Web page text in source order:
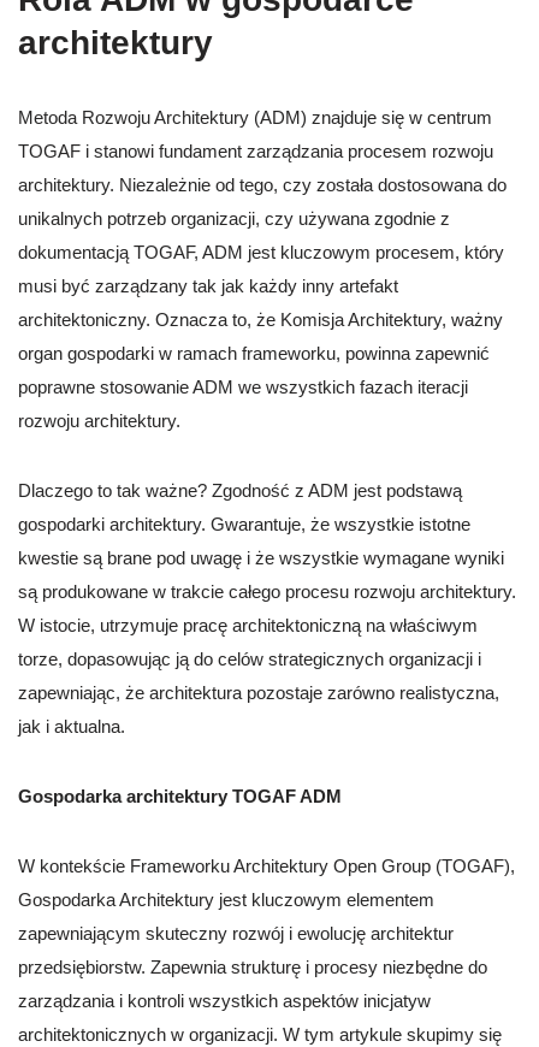
architektury
Metoda Rozwoju Architektury (ADM) znajduje się w centrum
TOGAF i stanowi fundament zarządzania procesem rozwoju
architektury. Niezależnie od tego, czy została dostosowana do
unikalnych potrzeb organizacji, czy używana zgodnie z
dokumentacją TOGAF, ADM jest kluczowym procesem, który
musi być zarządzany tak jak każdy inny artefakt
architektoniczny. Oznacza to, że Komisja Architektury, ważny
organ gospodarki w ramach frameworku, powinna zapewnić
poprawne stosowanie ADM we wszystkich fazach iteracji
rozwoju architektury.
Dlaczego to tak ważne? Zgodność z ADM jest podstawą
gospodarki architektury. Gwarantuje, że wszystkie istotne
kwestie są brane pod uwagę i że wszystkie wymagane wyniki
są produkowane w trakcie całego procesu rozwoju architektury.
W istocie, utrzymuje pracę architektoniczną na właściwym
torze, dopasowując ją do celów strategicznych organizacji i
zapewniając, że architektura pozostaje zarówno realistyczna,
jak i aktualna.
Gospodarka architektury TOGAF ADM
W kontekście Frameworku Architektury Open Group (TOGAF),
Gospodarka Architektury jest kluczowym elementem
zapewniającym skuteczny rozwój i ewolucję architektur
przedsiębiorstw. Zapewnia strukturę i procesy niezbędne do
zarządzania i kontroli wszystkich aspektów inicjatyw
architektonicznych w organizacji. W tym artykule skupimy się